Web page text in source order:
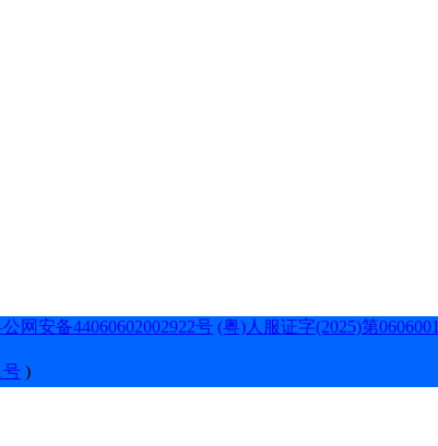
网安备44060602002922号 (粤)人服证字(2025)第
号 )